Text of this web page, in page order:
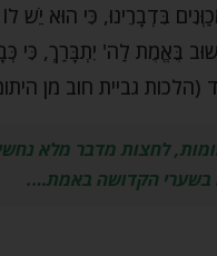
בִּדְבָרֵינוּ, כִּי הוּא יֵשׁ
בֶּאֱמֶת לַה' יִתְבָּרַךְ, כִּי
גביית חוב מן
לחצות מדבר מלא
בשערי הקדושה באמת….